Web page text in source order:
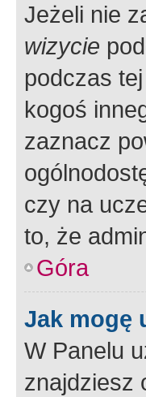
Jeżeli nie
wizycie
podczas
kogoś
zaznacz
czy na
to, że
Góra
Jak mogę
W Panelu
znajdziesz